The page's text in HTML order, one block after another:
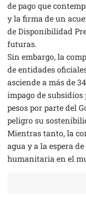
de pago que
y la firma de un
de Disponibilidad
futuras.
Sin embargo, la
de entidades
asciende a más de
impago de subsidios
pesos por parte del
peligro su
Mientras tanto, la
agua y a la espera
humanitaria en el